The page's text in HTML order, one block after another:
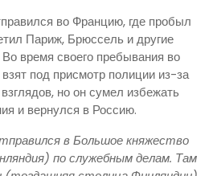
во Францию, где пробыл
Париж, Брюссель и другие
Во время своего пребывания во
под присмотр полиции из-за
но он сумел избежать
и вернулся в Россию.
в Большое княжество
по служебным делам. Там